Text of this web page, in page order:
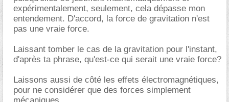
expérimentalement, seulement, cela dépasse mon
entendement. D'accord, la force de gravitation n'est
pas une vraie force.
Laissant tomber le cas de la gravitation pour l'instant,
d'après ta phrase, qu'est-ce qui serait une vraie force?
Laissons aussi de côté les effets électromagnétiques,
pour ne considérer que des forces simplement